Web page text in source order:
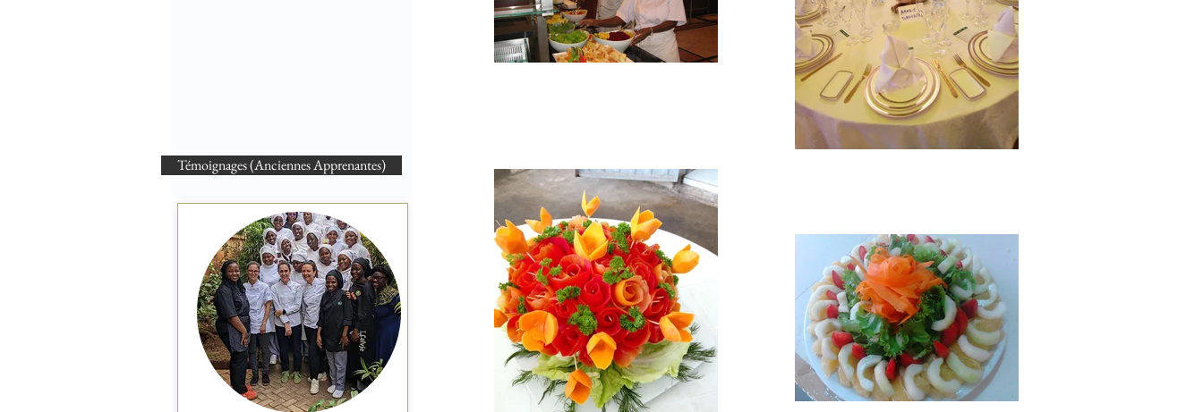
Témoignages (Anciennes Apprenantes)